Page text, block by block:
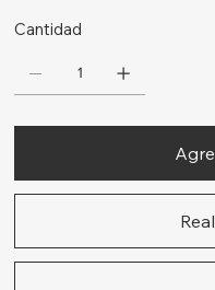
Cantidad